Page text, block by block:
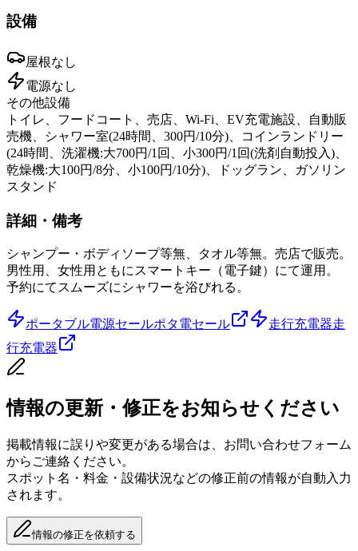
設備
屋根なし
電源なし
その他設備
トイレ、フードコート、売店、Wi-Fi、EV充電施設、自動販
売機、シャワー室(24時間、300円/10分)、コインランドリー
(24時間、洗濯機:大700円/1回、小300円/1回(洗剤自動投入)、
乾燥機:大100円/8分、小100円/10分)、ドッグラン、ガソリン
スタンド
詳細・備考
シャンプー・ボディソープ等無、タオル等無。売店で販売。
男性用、女性用ともにスマートキー（電子鍵）にて運用。
予約にてスムーズにシャワーを浴びれる。
ポータブル電源セールポタ電セール 走行充電器走
行充電器
情報の更新・修正をお知らせください
掲載情報に誤りや変更がある場合は、お問い合わせフォーム
からご連絡ください。
スポット名・料金・設備状況などの修正前の情報が自動入力
されます。
情報の修正を依頼する